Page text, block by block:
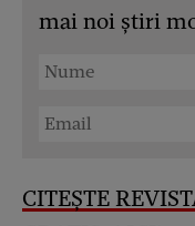
mai noi știri
CITEȘTE